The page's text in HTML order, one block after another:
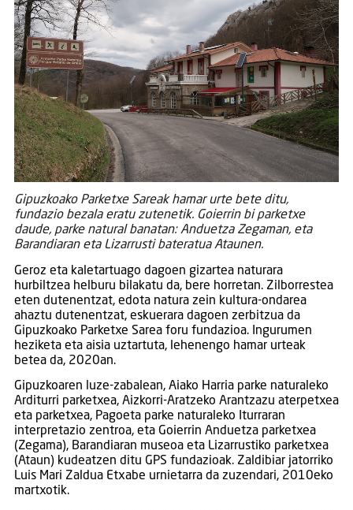
Gipuzkoako Parketxe Sareak hamar urte bete ditu,
fundazio bezala eratu zutenetik. Goierrin bi parketxe
daude, parke natural banatan: Anduetza Zegaman, eta
Barandiaran eta Lizarrusti bateratua Ataunen.
Geroz eta kaletartuago dagoen gizartea naturara
hurbiltzea helburu bilakatu da, bere horretan. Zilborrestea
eten dutenentzat, edota natura zein kultura-ondarea
ahaztu dutenentzat, eskuerara dagoen zerbitzua da
Gipuzkoako Parketxe Sarea foru fundazioa. Ingurumen
heziketa eta aisia uztartuta, lehenengo hamar urteak
betea da, 2020an.
Gipuzkoaren luze-zabalean, Aiako Harria parke naturaleko
Arditurri parketxea, Aizkorri-Aratzeko Arantzazu aterpetxea
eta parketxea, Pagoeta parke naturaleko Iturraran
interpretazio zentroa, eta Goierrin Anduetza parketxea
(Zegama), Barandiaran museoa eta Lizarrustiko parketxea
(Ataun) kudeatzen ditu GPS fundazioak. Zaldibiar jatorriko
Luis Mari Zaldua Etxabe urnietarra da zuzendari, 2010eko
martxotik.